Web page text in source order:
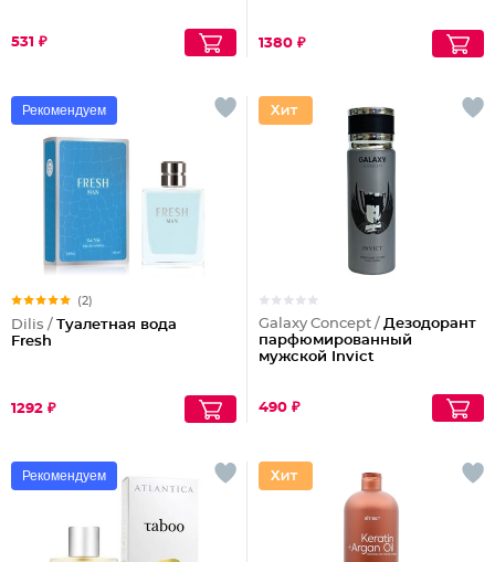
531 ₽ 1380 ₽
Рекомендуем
(2)
Dilis / Туалетная вода
Fresh
1292 ₽
Galaxy Concept / Дезодорант
парфюмированный
мужской Invict
490 ₽
Рекомендуем